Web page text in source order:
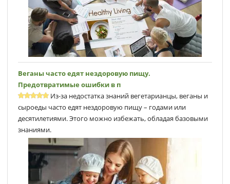
Веганы часто едят нездоровую пищу.
Предотвратимые ошибки в п
Из-за недостатка знаний вегетарианцы, веганы и
сыроеды часто едят нездоровую пищу – годами или
десятилетиями. Этого можно избежать, обладая базовыми
знаниями.